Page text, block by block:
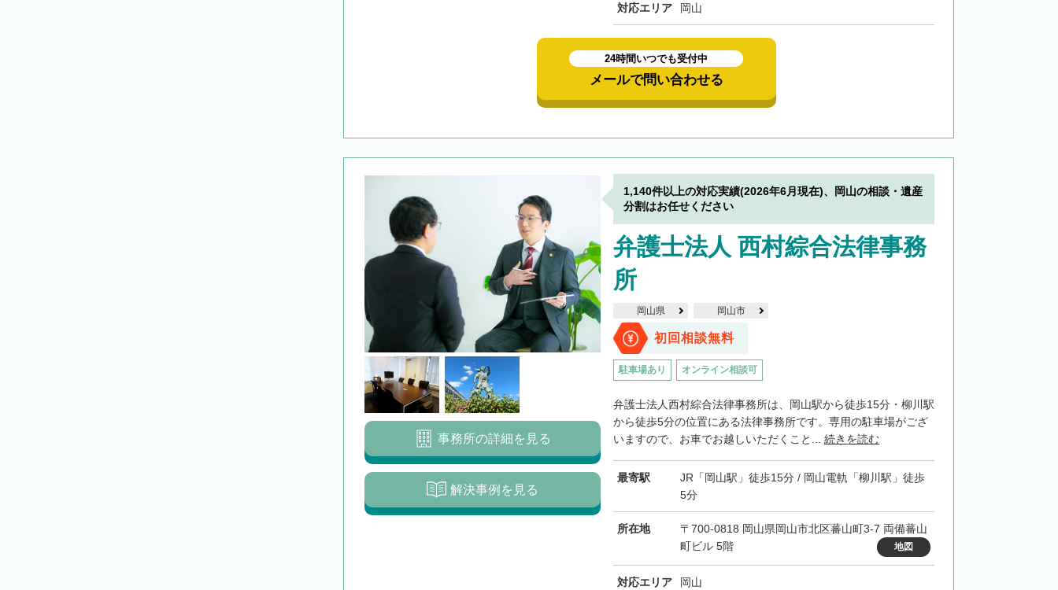
対応エリア 岡山
24時間いつでも受付中
メールで問い合わせる
1,140件以上の対応実績(2026年6月現在)、岡山の相談・遺産
分割はお任せください
弁護士法人 西村綜合法律事務
所
岡山県 岡山市
初回相談無料
駐車場あり オンライン相談可
弁護士法人西村綜合法律事務所は、岡山駅から徒歩15分・柳川駅
から徒歩5分の位置にある法律事務所です。専用の駐車場がござ
いますので、お車でお越しいただくこと... 続きを読む
最寄駅
JR「岡山駅」徒歩15分 / 岡山電軌「柳川駅」徒歩
5分
所在地
〒700-0818 岡山県岡山市北区蕃山町3-7 両備蕃山
町ビル 5階
地図
対応エリア 岡山
事務所の詳細を見る
解決事例を見る